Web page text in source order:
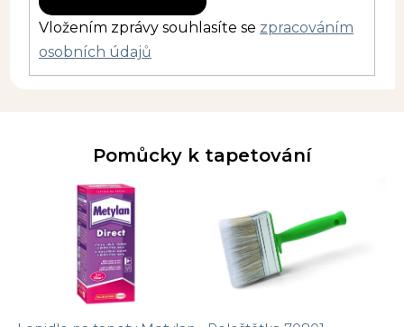
Vložením zprávy souhlasíte se zpracováním
osobních údajů
Pomůcky k tapetování